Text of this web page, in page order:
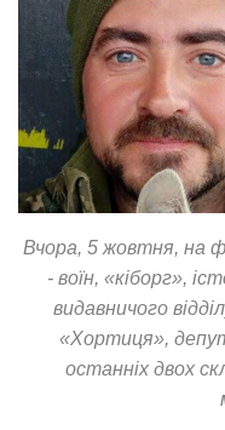
Вчора, 5 жовтня, на
- воїн, «кіборг»,
видавничого
«Хортиця»,
останніх двох